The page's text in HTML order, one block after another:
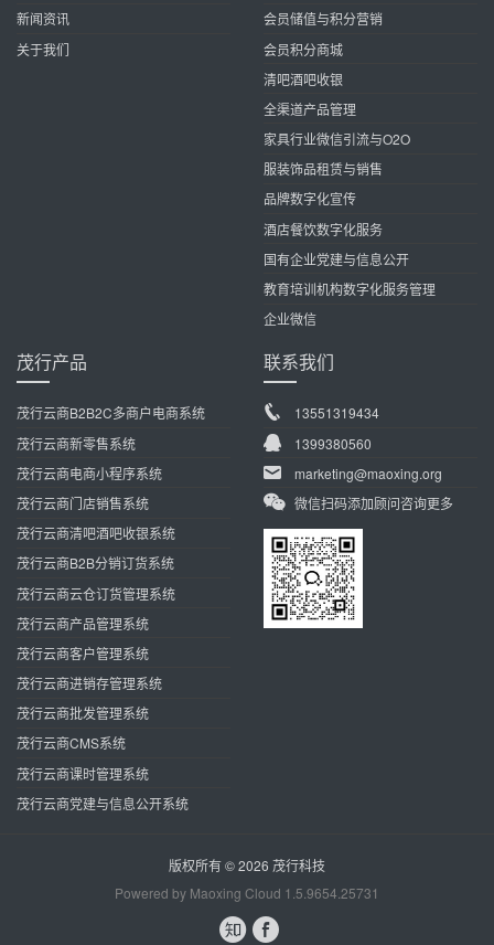
新闻资讯
关于我们
会员储值与积分营销
会员积分商城
清吧酒吧收银
全渠道产品管理
家具行业微信引流与O2O
服装饰品租赁与销售
品牌数字化宣传
酒店餐饮数字化服务
国有企业党建与信息公开
教育培训机构数字化服务管理
企业微信
茂行产品
茂行云商B2B2C多商户电商系统
茂行云商新零售系统
茂行云商电商小程序系统
茂行云商门店销售系统
茂行云商清吧酒吧收银系统
茂行云商B2B分销订货系统
茂行云商云仓订货管理系统
茂行云商产品管理系统
茂行云商客户管理系统
茂行云商进销存管理系统
茂行云商批发管理系统
茂行云商CMS系统
茂行云商课时管理系统
茂行云商党建与信息公开系统
联系我们
13551319434
1399380560
marketing@maoxing.org
微信扫码添加顾问咨询更多
版权所有 © 2026 茂行科技
Powered by Maoxing Cloud 1.5.9654.25731